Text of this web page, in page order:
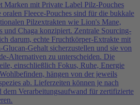
Marken mit Private Label Pilz-Pouches
oralen Fleece-Pouches sind für die bukkale
Pilzextrakten wie Lion's Mane,
und Chaga konzipiert. Zentrale Sourcing-
darum, echte Fruchtkörper-Extrakte mit
Gehalt sicherzustellen und sie von
Alternativen zu unterscheiden. Die
einschließlich Fokus, Ruhe, Energie
hängen von der jeweils
ab. Lieferzeiten können je nach
dem Verarbeitungsaufwand für zertifizierte